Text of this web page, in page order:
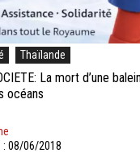
Thaïlande
La mort d’une
océans
: 08/06/2018